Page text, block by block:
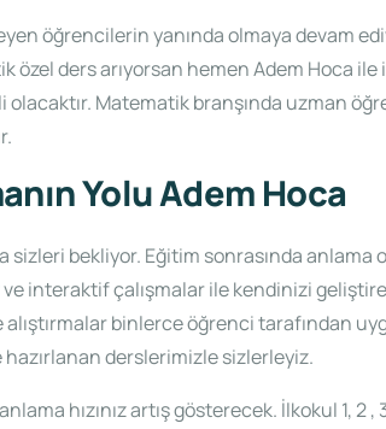
öğrencilerin yanında olmaya devam
özel ders arıyorsan hemen Adem Hoca
Matematik branşında uzman
Yolu Adem Hoca
sizleri bekliyor. Eğitim sonrasında anlama
interaktif çalışmalar ile kendinizi
binlerce öğrenci tarafından
derslerimizle sizlerleyiz.
hızınız artış gösterecek. İlkokul 1, 2 ,